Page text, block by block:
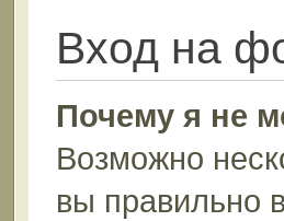
Вход на
Почему я не
Возможно
вы правильно